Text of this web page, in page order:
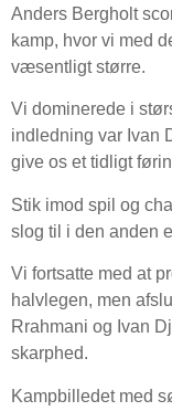
Anders Bergholt
kamp, hvor vi med
væsentligt større.
Vi dominerede i
indledning var Ivan
give os et tidligt
Stik imod spil og
slog til i den anden
Vi fortsatte med at
halvlegen, men
Rrahmani og Ivan
skarphed.
Kampbilledet med